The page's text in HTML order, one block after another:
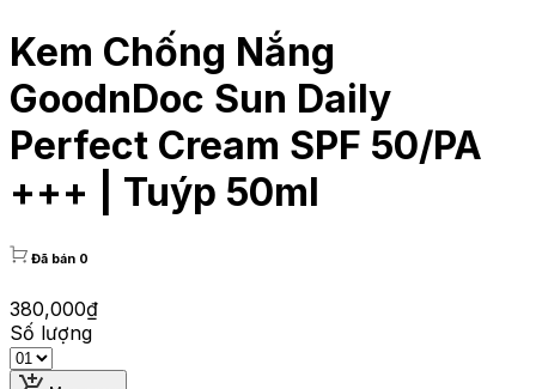
Kem Chống Nắng
GoodnDoc Sun Daily
Perfect Cream SPF 50/PA
+++ | Tuýp 50ml
Đã bán 0
380,000₫
Số lượng